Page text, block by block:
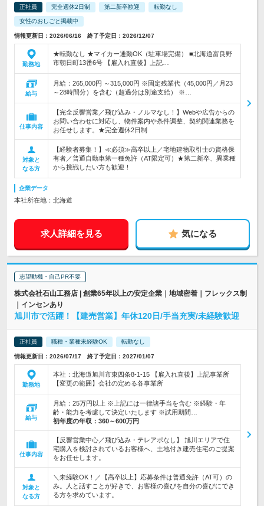
正社員 完全週休2日制 第二新卒歓迎 転勤なし
女性のおしごと掲載中
情報更新日：2026/06/16 終了予定日：2026/12/07
勤務地
★転勤なし ★マイカー通勤OK（駐車場完備） ■北海道富良野
市朝日町13番6号 【雇入れ直後】上記…
給与
月給：265,000円 ～315,000円 ※固定残業代（45,000円／月23
～28時間分）を含む（超過分は別途支給） ※…
仕事内容
【完全反響営業／飛び込み・ノルマなし！】Webや広告からの
お問い合わせに対応し、物件案内や条件調整、契約関連業務を
お任せします。★完全週休2日制
対象と
なる方
【経験者募集！】≪必須≫高卒以上／宅地建物取引士の資格保
有者／普通自動車第一種免許（AT限定可）★第二新卒、異業種
から挑戦したい方も歓迎！
企業データ
本社所在地：北海道
求人詳細を見る 気になる
志望動機・自己PR不要
株式会社石山工務店 | 創業65年以上の安定企業｜地域密着｜フレックス制
｜インセンあり
旭川市で活躍！【建売営業】年休120日/手当充実/未経験歓迎
正社員 職種・業種未経験OK 転勤なし
情報更新日：2026/07/17 終了予定日：2027/01/07
勤務地
本社：北海道旭川市東四条8-1-15 【雇入れ直後】上記事業所
【変更の範囲】会社の定める各事業所
給与
月給：25万円以上 ※上記には一律諸手当を含む ※経験・年
齢・能力を考慮して決定いたします ※試用期間…
初年度の年収： 360～600万円
仕事内容
【反響営業中心／飛び込み・テレアポなし】 旭川エリアで住
宅購入を検討されているお客様へ、土地付き建売住宅のご提案
をお任せします。
対象と
なる方
＼未経験OK！／【高卒以上】応募条件は普通免許（AT可）の
み。人と話すことが好きで、お客様の喜びを自分の喜びにでき
る方を求めています。